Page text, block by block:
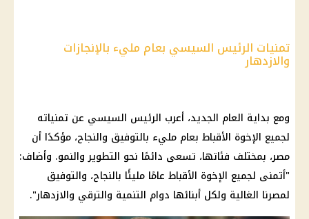
تمنيات الرئيس السيسي بعام مليء بالإنجازات
والازدهار
ومع بداية العام الجديد، أعرب الرئيس السيسي عن تمنياته
لجميع الإخوة الأقباط بعام مليء بالتوفيق والنجاح، مؤكدًا أن
مصر، بمختلف فئاتها، تسعى دائمًا نحو التطوير والنمو. وأضاف:
"أتمنى لجميع الإخوة الأقباط عامًا مليئًا بالنجاح، والتوفيق
لمصرنا الغالية ولكل أبنائها دوام التنمية والترقي والازدهار".